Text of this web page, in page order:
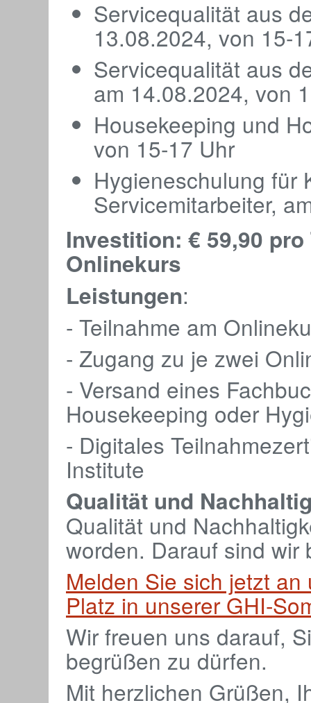
Servicequalität aus
13.08.2024, von 15-
Servicequalität aus
am 14.08.2024, von
Housekeeping und
von 15-17 Uhr
Hygieneschulung für
Servicemitarbeiter,
Investition: € 59,90
Onlinekurs
Leistungen:
- Teilnahme am
- Zugang zu je zwei
- Versand eines
Housekeeping oder
- Digitales
Institute
Qualität und
Qualität und
worden. Darauf sind wir
Melden Sie sich jetzt
Platz in unserer GHI-
Wir freuen uns darauf,
begrüßen zu dürfen.
Mit herzlichen Grüßen,